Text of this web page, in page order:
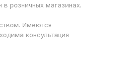
в розничных магазинах.
Имеются
консультация